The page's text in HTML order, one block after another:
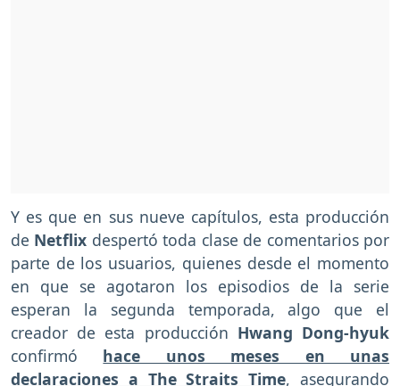
Y es que en sus nueve capítulos, esta producción
de Netflix despertó toda clase de comentarios por
parte de los usuarios, quienes desde el momento
en que se agotaron los episodios de la serie
esperan la segunda temporada, algo que el
creador de esta producción Hwang Dong-hyuk
confirmó hace unos meses en unas
declaraciones a The Straits Time, asegurando